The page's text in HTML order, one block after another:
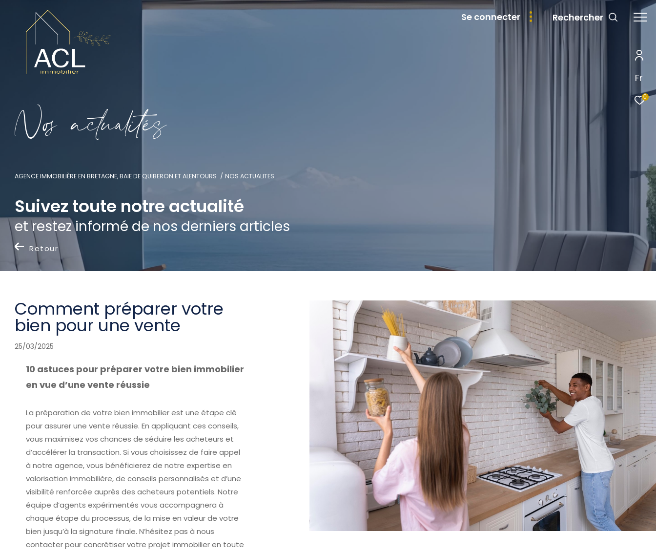
Fr
0
se connecter Rechercher
No actuaiés
AGENCE IMMOBILIÈRE EN BRETAGNE, BAIE DE QUIBERON ET ALENTOURS NOS ACTUALITES
Suivez toute notre actualité
et restez informé de nos derniers articles
Retour
Comment préparer votre
bien pour une vente
25/03/2025
10 astuces pour préparer votre bien immobilier
en vue d’une vente réussie
La préparation de votre bien immobilier est une étape clé
pour assurer une vente réussie. En appliquant ces conseils,
vous maximisez vos chances de séduire les acheteurs et
d’accélérer la transaction. Si vous choisissez de faire appel
à notre agence, vous bénéficierez de notre expertise en
valorisation immobilière, de conseils personnalisés et d’une
visibilité renforcée auprès des acheteurs potentiels. Notre
équipe d’agents expérimentés vous accompagnera à
chaque étape du processus, de la mise en valeur de votre
bien jusqu’à la signature finale. N’hésitez pas à nous
contacter pour concrétiser votre projet immobilier en toute